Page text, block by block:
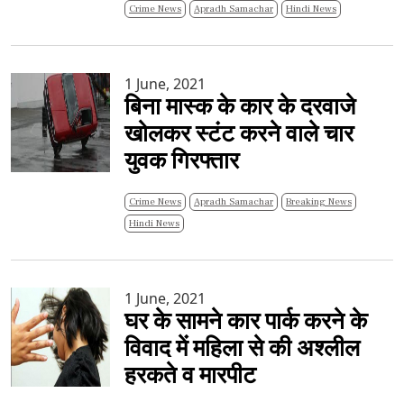
Crime News Apradh Samachar Hindi News
1 June, 2021
बिना मास्क के कार के दरवाजे
खोलकर स्टंट करने वाले चार
युवक गिरफ्तार
Crime News Apradh Samachar
Breaking News
Hindi News
1 June, 2021
घर के सामने कार पार्क करने के
विवाद में महिला से की अश्लील
हरकते व मारपीट